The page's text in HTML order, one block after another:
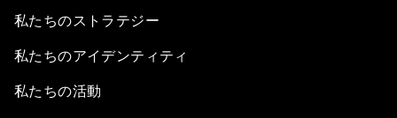
私たちのストラテジー
私たちのアイデンティティ
私たちの活動